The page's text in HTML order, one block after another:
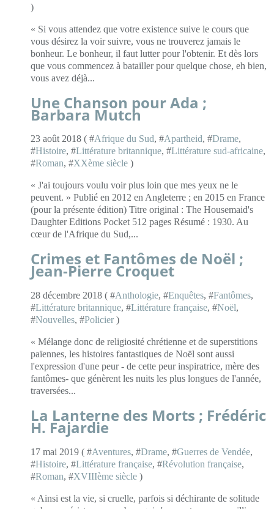
)
« Si vous attendez que votre existence suive le cours que
vous désirez la voir suivre, vous ne trouverez jamais le
bonheur. Le bonheur, il faut lutter pour l'obtenir. Et dès lors
que vous commencez à batailler pour quelque chose, eh bien,
vous avez déjà...
Une Chanson pour Ada ;
Barbara Mutch
23 août 2018 ( #Afrique du Sud, #Apartheid, #Drame,
#Histoire, #Littérature britannique, #Littérature sud-africaine,
#Roman, #XXème siècle )
« J'ai toujours voulu voir plus loin que mes yeux ne le
peuvent. » Publié en 2012 en Angleterre ; en 2015 en France
(pour la présente édition) Titre original : The Housemaid's
Daughter Editions Pocket 512 pages Résumé : 1930. Au
cœur de l'Afrique du Sud,...
Crimes et Fantômes de Noël ;
Jean-Pierre Croquet
28 décembre 2018 ( #Anthologie, #Enquêtes, #Fantômes,
#Littérature britannique, #Littérature française, #Noël,
#Nouvelles, #Policier)
« Mélange donc de religiosité chrétienne et de superstitions
païennes, les histoires fantastiques de Noël sont aussi
l'expression d'une peur - de cette peur inspiratrice, mère des
fantômes- que génèrent les nuits les plus longues de l'année,
traversées...
La Lanterne des Morts ; Frédéric
H. Fajardie
17 mai 2019 ( #Aventures, #Drame, #Guerres de Vendée,
#Histoire, #Littérature française, #Révolution française,
#Roman, #XVIIIème siècle )
« Ainsi est la vie, si cruelle, parfois si déchirante de solitude